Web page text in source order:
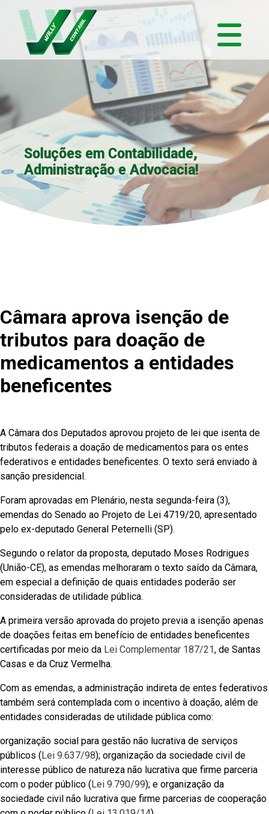
Soluções em Contabilidade,
Administração e Advocacia!
Câmara aprova isenção de
tributos para doação de
medicamentos a entidades
beneficentes
A Câmara dos Deputados aprovou projeto de lei que isenta de
tributos federais a doação de medicamentos para os entes
federativos e entidades beneficentes. O texto será enviado à
sanção presidencial.
Foram aprovadas em Plenário, nesta segunda-feira (3),
emendas do Senado ao Projeto de Lei 4719/20, apresentado
pelo ex-deputado General Peternelli (SP).
Segundo o relator da proposta, deputado Moses Rodrigues
(União-CE), as emendas melhoraram o texto saído da Câmara,
em especial a definição de quais entidades poderão ser
consideradas de utilidade pública.
A primeira versão aprovada do projeto previa a isenção apenas
de doações feitas em benefício de entidades beneficentes
certificadas por meio da Lei Complementar 187/21, de Santas
Casas e da Cruz Vermelha.
Com as emendas, a administração indireta de entes federativos
também será contemplada com o incentivo à doação, além de
entidades consideradas de utilidade pública como:
organização social para gestão não lucrativa de serviços
públicos (Lei 9.637/98); organização da sociedade civil de
interesse público de natureza não lucrativa que firme parceria
com o poder público (Lei 9.790/99); e organização da
sociedade civil não lucrativa que firme parcerias de cooperação